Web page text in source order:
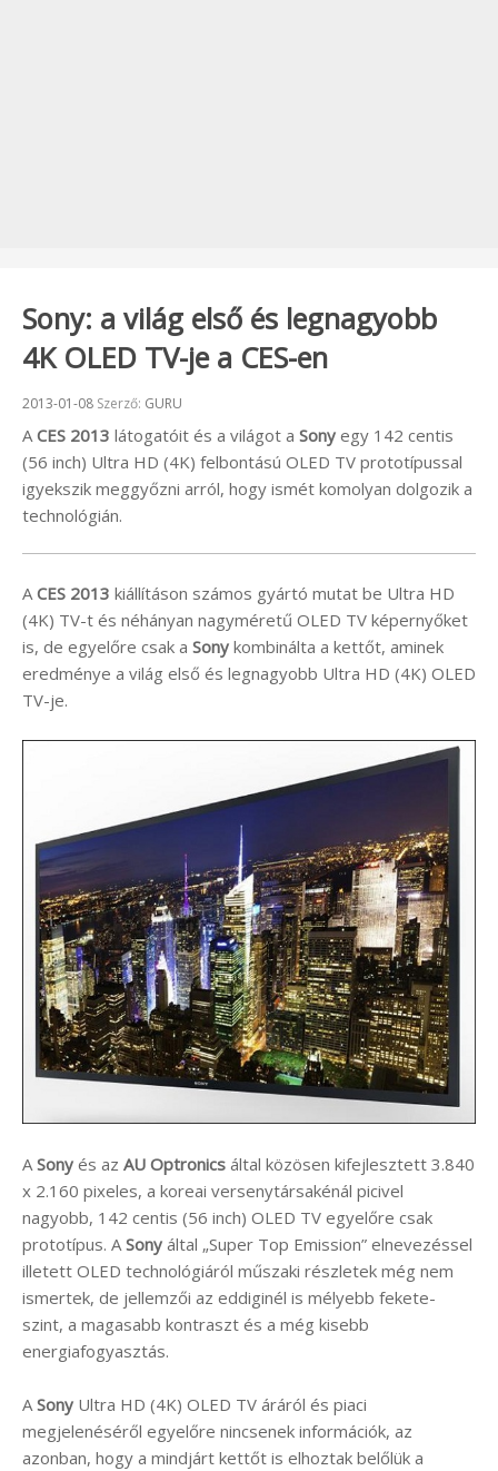
Sony: a világ első és legnagyobb
4K OLED TV-je a CES-en
Beküldve:
2013-01-08 Szerző: GURU
A CES 2013 látogatóit és a világot a Sony egy 142 centis
(56 inch) Ultra HD (4K) felbontású OLED TV prototípussal
igyekszik meggyőzni arról, hogy ismét komolyan dolgozik a
technológián.
A CES 2013 kiállításon számos gyártó mutat be Ultra HD
(4K) TV-t és néhányan nagyméretű OLED TV képernyőket
is, de egyelőre csak a Sony kombinálta a kettőt, aminek
eredménye a világ első és legnagyobb Ultra HD (4K) OLED
TV-je.
A Sony és az AU Optronics által közösen kifejlesztett 3.840
x 2.160 pixeles, a koreai versenytársakénál picivel
nagyobb, 142 centis (56 inch) OLED TV egyelőre csak
prototípus. A Sony által „Super Top Emission” elnevezéssel
illetett OLED technológiáról műszaki részletek még nem
ismertek, de jellemzői az eddiginél is mélyebb fekete-
szint, a magasabb kontraszt és a még kisebb
energiafogyasztás.
A Sony Ultra HD (4K) OLED TV áráról és piaci
megjelenéséről egyelőre nincsenek információk, az
azonban, hogy a mindjárt kettőt is elhoztak belőlük a